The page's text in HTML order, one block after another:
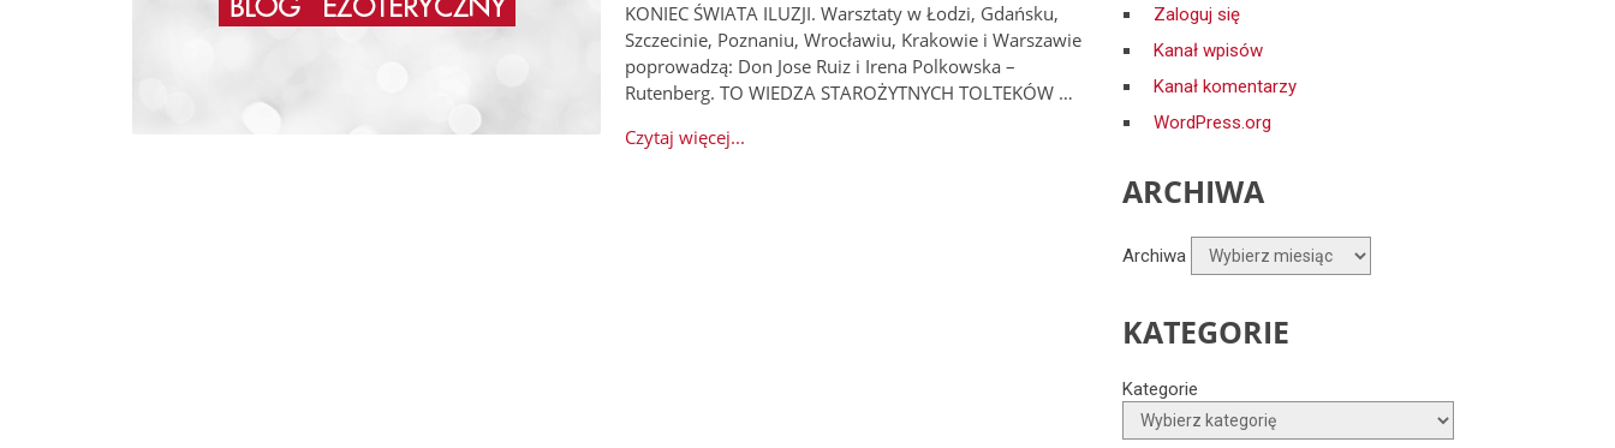
KONIEC ŚWIATA ILUZJI. Warsztaty w Łodzi, Gdańsku,
Szczecinie, Poznaniu, Wrocławiu, Krakowie i Warszawie
poprowadzą: Don Jose Ruiz i Irena Polkowska –
Rutenberg. TO WIEDZA STAROŻYTNYCH TOLTEKÓW …
Czytaj więcej...
Zaloguj się
Kanał wpisów
Kanał komentarzy
WordPress.org
ARCHIWA
Archiwa
KATEGORIE
Kategorie